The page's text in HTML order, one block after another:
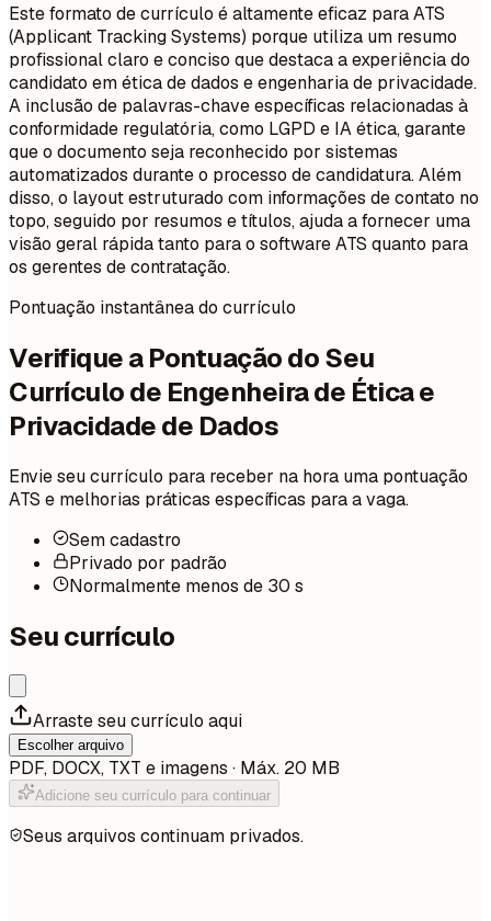
Este formato de currículo é altamente eficaz para ATS
(Applicant Tracking Systems) porque utiliza um resumo
profissional claro e conciso que destaca a experiência do
candidato em ética de dados e engenharia de privacidade.
A inclusão de palavras-chave específicas relacionadas à
conformidade regulatória, como LGPD e IA ética, garante
que o documento seja reconhecido por sistemas
automatizados durante o processo de candidatura. Além
disso, o layout estruturado com informações de contato no
topo, seguido por resumos e títulos, ajuda a fornecer uma
visão geral rápida tanto para o software ATS quanto para
os gerentes de contratação.
Pontuação instantânea do currículo
Verifique a Pontuação do Seu
Currículo de Engenheira de Ética e
Privacidade de Dados
Envie seu currículo para receber na hora uma pontuação
ATS e melhorias práticas específicas para a vaga.
Sem cadastro
Privado por padrão
Normalmente menos de 30 s
Seu currículo
Arraste seu currículo aqui
Escolher arquivo
PDF, DOCX, TXT e imagens · Máx. 20 MB
Adicione seu currículo para continuar
Seus arquivos continuam privados.